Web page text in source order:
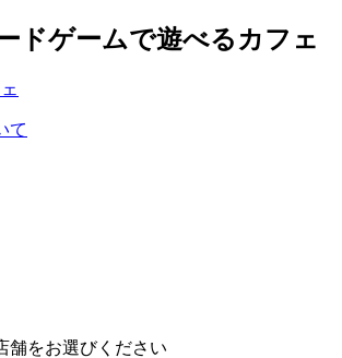
ドゲームで遊べるカフェ
て
舗をお選びください